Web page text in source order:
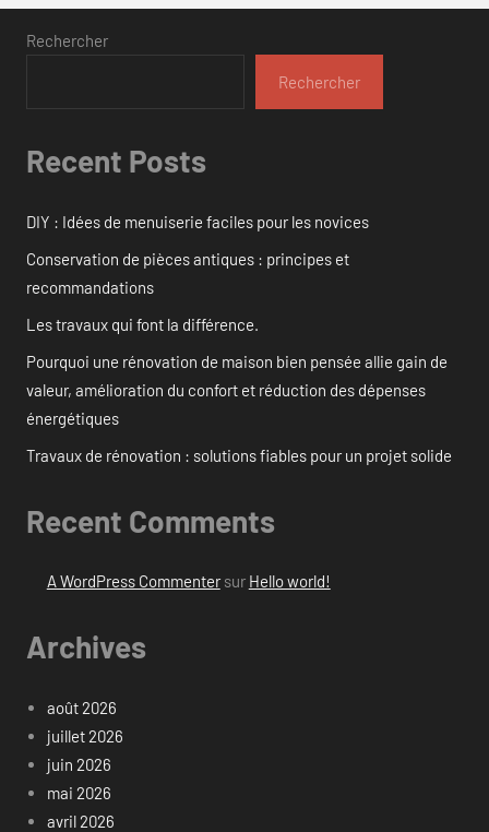
Rechercher
Rechercher
Recent Posts
DIY : Idées de menuiserie faciles pour les novices
Conservation de pièces antiques : principes et
recommandations
Les travaux qui font la différence.
Pourquoi une rénovation de maison bien pensée allie gain de
valeur, amélioration du confort et réduction des dépenses
énergétiques
Travaux de rénovation : solutions fiables pour un projet solide
Recent Comments
A WordPress Commentersur Hello world!
Archives
août 2026
juillet 2026
juin 2026
mai 2026
avril 2026